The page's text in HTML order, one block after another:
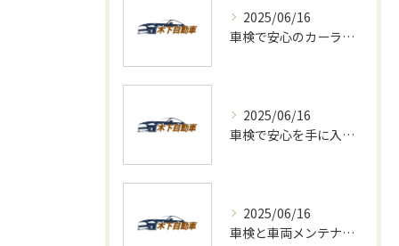
2025/06/16
車検で安心のカーライフを支える方法
2025/06/16
車検で安心を手に入れるための重要ポイント
2025/06/16
車検と車両メンテナンスの重要性